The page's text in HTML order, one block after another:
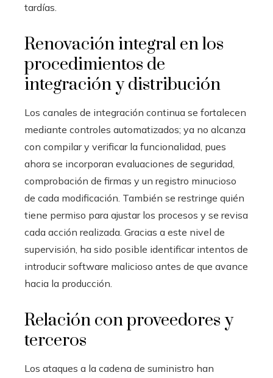
tardías.
Renovación integral en los
procedimientos de
integración y distribución
Los canales de integración continua se fortalecen
mediante controles automatizados; ya no alcanza
con compilar y verificar la funcionalidad, pues
ahora se incorporan evaluaciones de seguridad,
comprobación de firmas y un registro minucioso
de cada modificación. También se restringe quién
tiene permiso para ajustar los procesos y se revisa
cada acción realizada. Gracias a este nivel de
supervisión, ha sido posible identificar intentos de
introducir software malicioso antes de que avance
hacia la producción.
Relación con proveedores y
terceros
Los ataques a la cadena de suministro han